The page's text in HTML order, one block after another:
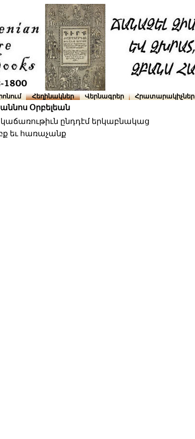
Հեղինակներ Վերնագրեր Հրատարակիչներ
Օրբելեան
ընդդէմ երկաբնակաց
եւ հառաչանք